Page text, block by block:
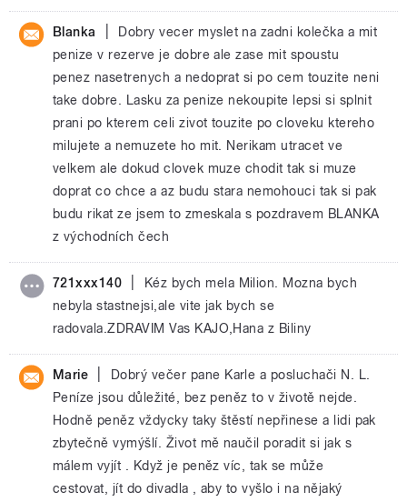
Blanka
Dobry vecer myslet na zadni kolečka a mit
penize v rezerve je dobre ale zase mit spoustu
penez nasetrenych a nedoprat si po cem touzite neni
take dobre. Lasku za penize nekoupite lepsi si splnit
prani po kterem celi zivot touzite po cloveku ktereho
milujete a nemuzete ho mit. Nerikam utracet ve
velkem ale dokud clovek muze chodit tak si muze
doprat co chce a az budu stara nemohouci tak si pak
budu rikat ze jsem to zmeskala s pozdravem BLANKA
z východních čech
721xxx140
Kéz bych mela Milion. Mozna bych
nebyla stastnejsi,ale vite jak bych se
radovala.ZDRAVIM Vas KAJO,Hana z Biliny
Marie
Dobrý večer pane Karle a posluchači N. L.
Peníze jsou důležité, bez peněz to v životě nejde.
Hodně peněz vždycky taky štěstí nepřinese a lidi pak
zbytečně vymýšlí. Život mě naučil poradit si jak s
málem vyjít . Když je peněz víc, tak se může
cestovat, jít do divadla , aby to vyšlo i na nějaký